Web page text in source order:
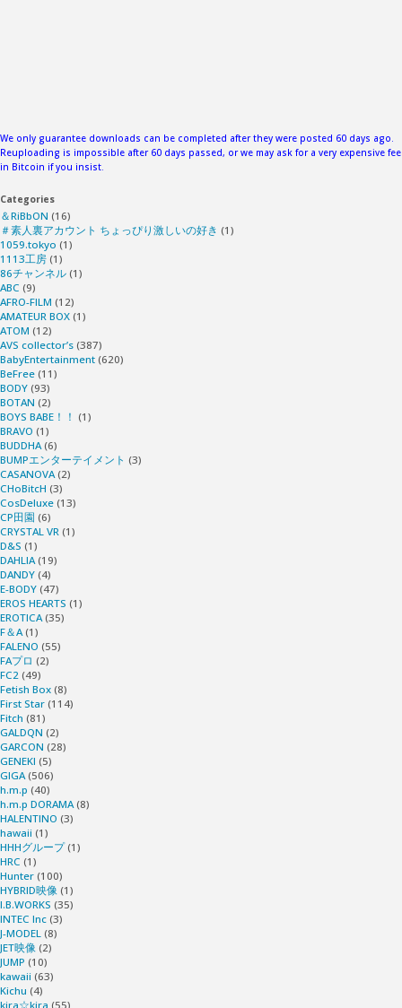
We only guarantee downloads can be completed after they were posted 60 days ago.
Reuploading is impossible after 60 days passed, or we may ask for a very expensive fee
in Bitcoin if you insist.
Categories
＆RiBbON (16)
＃素人裏アカウント ちょっぴり激しいの好き (1)
1059.tokyo (1)
1113工房 (1)
86チャンネル (1)
ABC (9)
AFRO-FILM (12)
AMATEUR BOX (1)
ATOM (12)
AVS collector’s (387)
BabyEntertainment (620)
BeFree (11)
BODY (93)
BOTAN (2)
BOYS BABE！！ (1)
BRAVO (1)
BUDDHA(6)
BUMPエンターテイメント (3)
CASANOVA(2)
CHoBitcH (3)
CosDeluxe (13)
CP田園 (6)
CRYSTAL VR (1)
D&S (1)
DAHLIA(19)
DANDY (4)
E-BODY (47)
EROS HEARTS (1)
EROTICA(35)
F＆A(1)
FALENO (55)
FAプロ (2)
FC2 (49)
Fetish Box (8)
First Star (114)
Fitch (81)
GALDQN (2)
GARCON (28)
GENEKI (5)
GIGA(506)
h.m.p (40)
h.m.p DORAMA(8)
HALENTINO (3)
hawaii (1)
HHHグループ(1)
HRC (1)
Hunter (100)
HYBRID映像 (1)
I.B.WORKS (35)
INTEC Inc (3)
J-MODEL (8)
JET映像 (2)
JUMP (10)
kawaii (63)
Kichu (4)
kira☆kira (55)